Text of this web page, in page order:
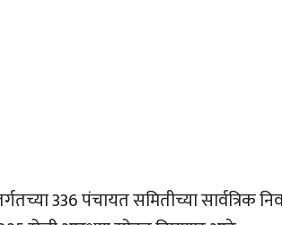
336 पंचायत समितीच्या